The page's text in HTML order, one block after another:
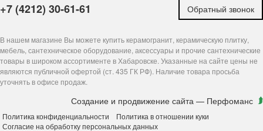
+7 (4212) 30-61-61 Обратный звонок
В нашем магазине Вы можете купить керамогранит, керамическую плитку,
мебель, сантехническое оборудование, аксессуары и прочие сантехнические
товары в широком ассортименте в Хабаровске. Указанные на сайте цены не
являются публичной офертой (ст. 435 ГК РФ). Наличие товара просьба
уточнять в офисе продаж.
Создание и продвижение сайта — Перфоманс
Политика конфиденциальности
Политика в отношении куки
Согласие на обработку персональных данных